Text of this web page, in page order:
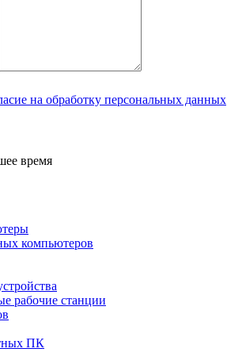
на обработку персональных данных
время
компьютеров
рабочие станции
ПК